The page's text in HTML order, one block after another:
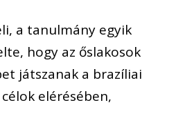
a tanulmány egyik
hogy az őslakosok
játszanak a brazíliai
elérésében,